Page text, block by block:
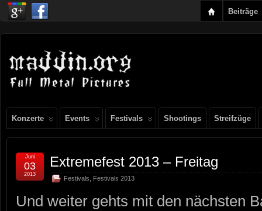
Beiträge
Konzerte Events Festivals Shootings Streifzüge
Extremefest 2013 – Freitag
Festivals Festivals 2013
Juni
03
2013
Und weiter gehts mit den nächsten